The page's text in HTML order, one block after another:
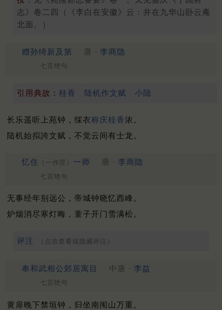
志》卷二四（《李白在安徽》云：井在九华山卧云庵
北面。）
赠孙绮新及第 唐 · 李商隐
七言绝句
引用典故： 桂香 陆机作文赋 小陆
长乐遥听上苑钟，䌽衣称庆桂香浓。
陆机始拟誇文赋，不觉云间有士龙。
忆住 （一作匡） 一师 唐 · 李商隐
七言绝句
无事经年别远公，帝城钟晓忆西峰。
炉烟消尽寒灯晦，童子开门雪满松。
评注 （点击查看或隐藏评注）
奉和武相公郊居寓目 中唐 · 李益
七言绝句
黄扉晚下禁垣钟，归坐南闱山万重。